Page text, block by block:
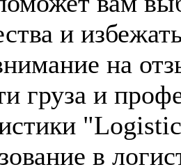
и
на
груза и
в